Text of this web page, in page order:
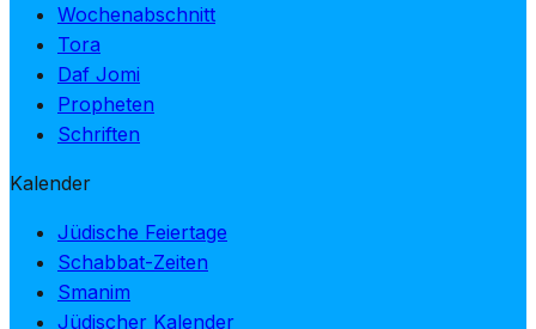
Wochenabschnitt
Tora
Daf Jomi
Propheten
Schriften
Kalender
Jüdische Feiertage
Schabbat-Zeiten
Smanim
Jüdischer Kalender